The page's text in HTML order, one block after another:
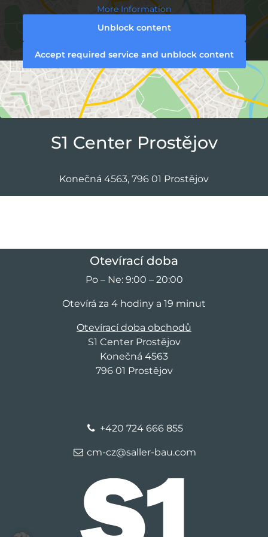
More Information
Unblock content
Accept required service and unblock content
S1 Center Prostějov
Konečná 4563, 796 01 Prostějov
Otevírací doba
Po – Ne: 9:00 – 20:00
Otevírá za 4 hodiny a 19 minut
Otevírací doba obchodů
S1 Center Prostějov
Konečná 4563
796 01 Prostějov
+420 724 666 855
cm-cz@saller-bau.com